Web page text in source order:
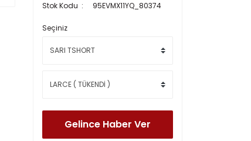
Stok Kodu
95EVMX11YQ_80374
Seçiniz
Gelince Haber Ver